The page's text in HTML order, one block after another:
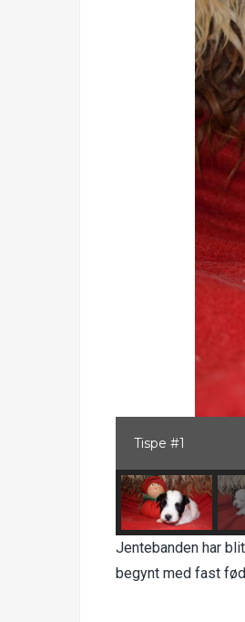
Tispe #1
Jentebanden har
begynt med fast